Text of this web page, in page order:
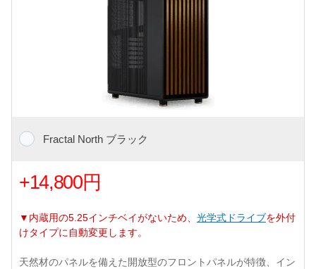
Fractal North ブラック
+14,800円
▼内蔵用の5.25インチベイがないため、 光学式ドライブを外付
けタイプに自動変更します。
天然材のパネルを備えた開放型のフロントパネルが特徴、イン